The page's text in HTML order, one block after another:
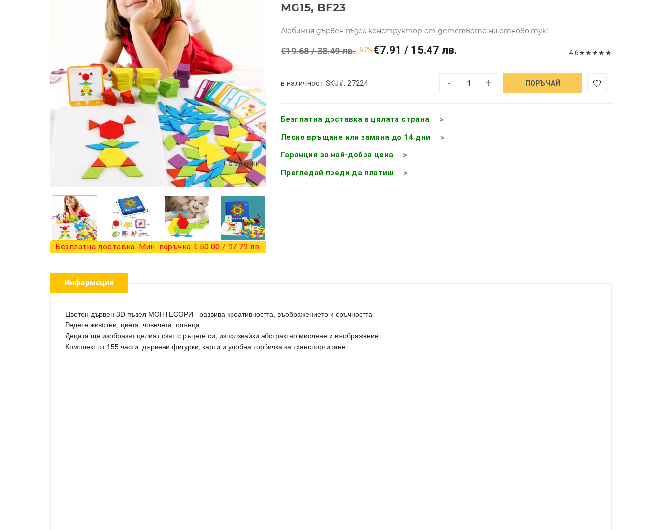
+ 5 снимки
Безплатна доставка. Мин. поръчка € 50.00 / 97.79 лв.
MG15, BF23
Любимия дървен пъзел конструктор от детството ни отново тук!
€19.68 / 38.49 лв.-60% €7.91 / 15.47 лв. 4.6★★ ★★ ★
в наличност SKU#: 27224 - + ПОРЪЧАЙ
Безплатна доставка в цялата страна
Лесно връщане или замяна до 14 дни
Гаранция за най-добра цена
Прегледай преди да платиш
Информация
Цветен дървен 3D пъзел МОНТЕСОРИ - развива креативността, въображението и сръчността
Редете животни, цветя, човечета, слънца.
Децата ще изобразят целият свят с ръцете си, използвайки абстрактно мислене и въображение.
Комплект от 155 части: дървени фигурки, карти и удобна торбичка за транспортиране